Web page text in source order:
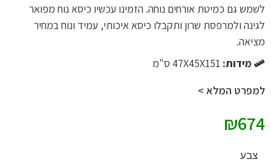
לשמש גם כמיטת אורחים נוחה. הזמינו עכשיו כיסא נוח מפואר
לגינה ולמרפסת שרון ותקבלו כיסא איכותי, עמיד ונוח במחיר
מציאה.
מידות: 47X45X151 ס"מ
למפרט המלא >
₪674
צבע